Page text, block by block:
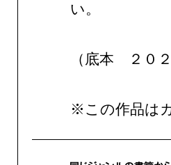
い。
（底本 ２０
※この作品は